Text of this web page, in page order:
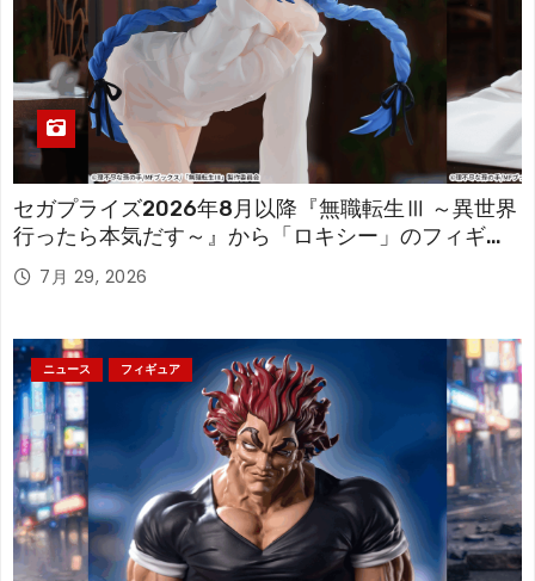
セガプライズ2026年8月以降『無職転生Ⅲ ～異世界
行ったら本気だす～』から「ロキシー」のフィギュ
アが登場！
7月 29, 2026
ニュース フィギュア